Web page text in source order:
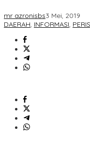
mr azronisbs3 Mei, 2019
DAERAH, INFORMASI,